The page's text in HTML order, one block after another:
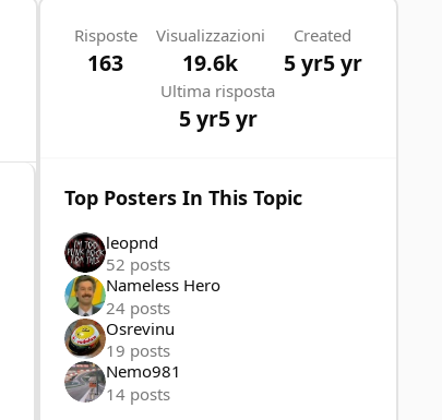
Risposte
163
Visualizzazioni
19.6k
Created
5 yr5 yr
Ultima risposta
5 yr5 yr
Top Posters In This Topic
leopnd
52 posts
Nameless Hero
24 posts
Osrevinu
19 posts
Nemo981
14 posts